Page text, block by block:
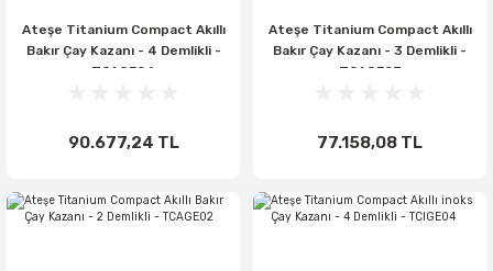
Ateşe Titanium Compact Akıllı
Bakır Çay Kazanı - 4 Demlikli -
TCAGE04
90.677,24 TL
Ateşe Titanium Compact Akıllı
Bakır Çay Kazanı - 3 Demlikli -
TCAGE03
77.158,08 TL